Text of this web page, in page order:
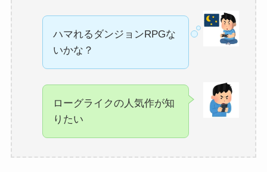
ハマれるダンジョンRPGな
いかな？
ローグライクの人気作が知
りたい